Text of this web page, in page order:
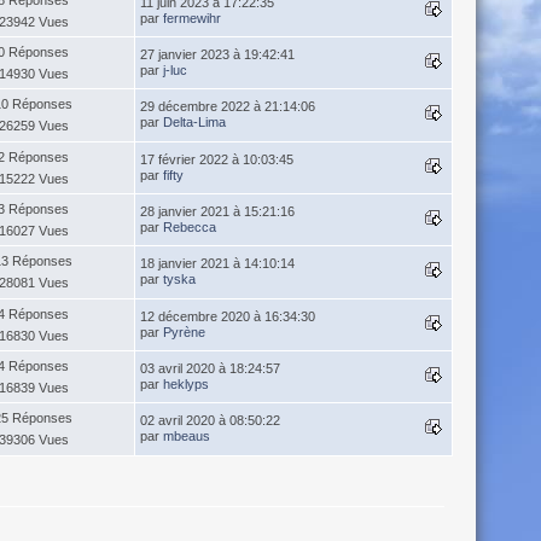
23942 Vues
par fermewihr
Réponses
14930 Vues
27 janvier 2023 à 19:42:41
par j-luc
Réponses
26259 Vues
29 décembre 2022 à 21:14:06
par Delta-Lima
Réponses
15222 Vues
17 février 2022 à 10:03:45
par fifty
Réponses
16027 Vues
28 janvier 2021 à 15:21:16
par Rebecca
Réponses
28081 Vues
18 janvier 2021 à 14:10:14
par tyska
Réponses
16830 Vues
12 décembre 2020 à 16:34:30
par Pyrène
Réponses
16839 Vues
03 avril 2020 à 18:24:57
par heklyps
Réponses
39306 Vues
02 avril 2020 à 08:50:22
par mbeaus